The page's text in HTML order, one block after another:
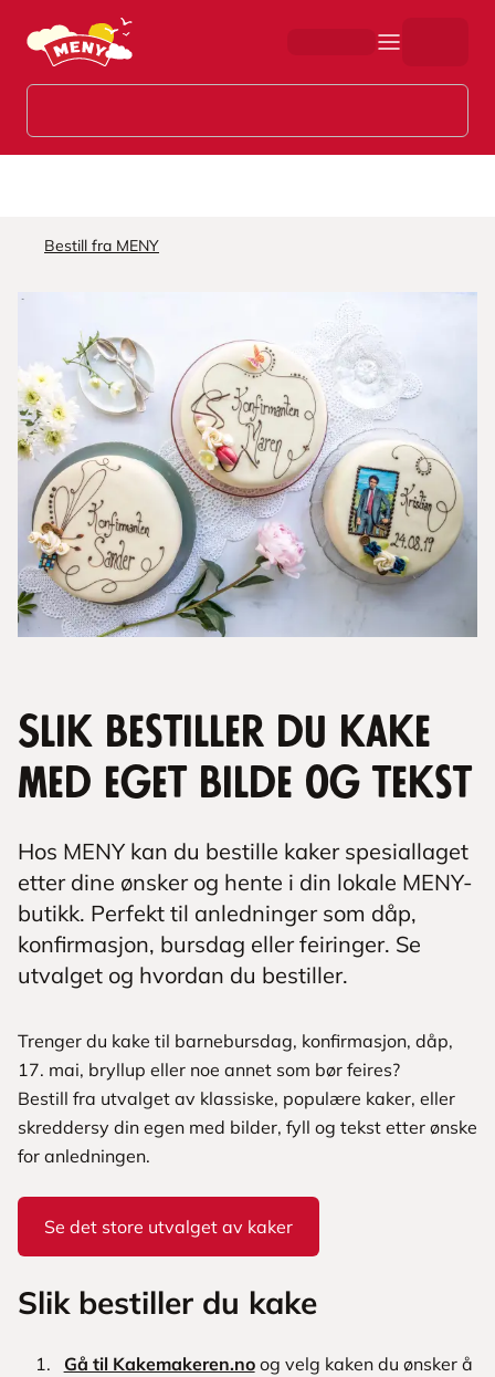
Hopp til hovedinnhold
Bestill fra MENY
Slik bestiller du kake
med eget bilde og tekst
Hos MENY kan du bestille kaker spesiallaget
etter dine ønsker og hente i din lokale MENY-
butikk. Perfekt til anledninger som dåp,
konfirmasjon, bursdag eller feiringer. Se
utvalget og hvordan du bestiller.
Trenger du kake til barnebursdag, konfirmasjon, dåp,
17. mai, bryllup eller noe annet som bør feires?
Bestill fra utvalget av klassiske, populære kaker, eller
skreddersy din egen med bilder, fyll og tekst etter ønske
for anledningen.
Se det store utvalget av kaker
Slik bestiller du kake
Gå til Kakemakeren.noog velg kaken du ønsker å